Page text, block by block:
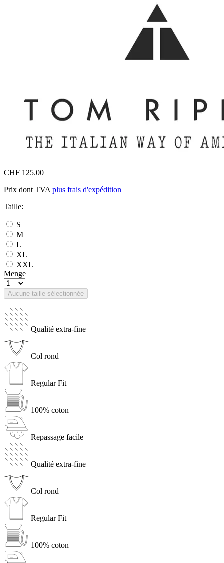
CHF 125.00
Prix dont TVA plus frais d'expédition
Taille:
S
M
L
XL
XXL
Menge
Aucune taille sélectionnée
Qualité extra-fine
Col rond
Regular Fit
100% coton
Repassage facile
Qualité extra-fine
Col rond
Regular Fit
100% coton